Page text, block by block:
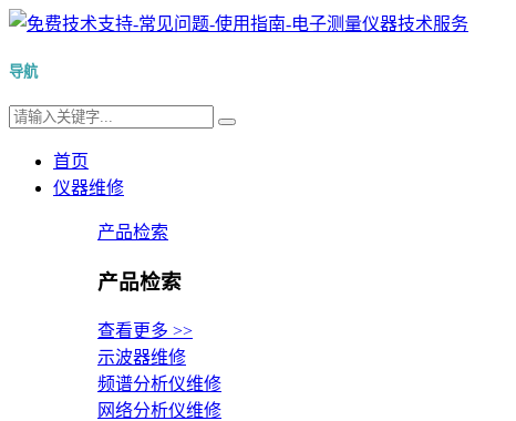
导航
首页
仪器维修
产品检索
产品检索
查看更多 >>
示波器维修
频谱分析仪维修
网络分析仪维修